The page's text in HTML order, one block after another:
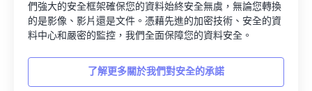
們強大的安全框架確保您的資料始終安全無虞，無論您轉換
的是影像、影片還是文件。憑藉先進的加密技術、安全的資
料中心和嚴密的監控，我們全面保障您的資料安全。
了解更多關於我們對安全的承諾